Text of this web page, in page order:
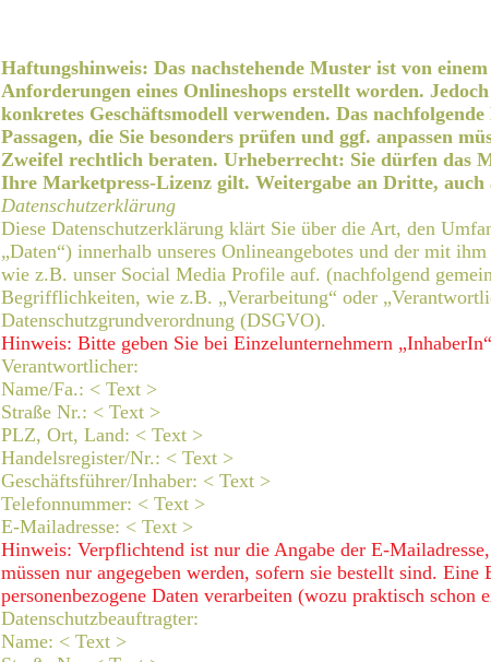
Haftungshinweis: Das nachstehende Muster ist von
Anforderungen eines Onlineshops erstellt worden.
konkretes Geschäftsmodell verwenden. Das
Passagen, die Sie besonders prüfen und ggf. anpassen
Zweifel rechtlich beraten. Urheberrecht: Sie dürfen das
Ihre Marketpress-Lizenz gilt. Weitergabe an Dritte,
Datenschutzerklärung
Diese Datenschutzerklärung klärt Sie über die Art, den
„Daten“) innerhalb unseres Onlineangebotes und der mit
wie z.B. unser Social Media Profile auf. (nachfolgend
Begrifflichkeiten, wie z.B. „Verarbeitung“ oder
Datenschutzgrundverordnung (DSGVO).
Hinweis: Bitte geben Sie bei Einzelunternehmern
Verantwortlicher:
Name/Fa.: < Text >
Straße Nr.: < Text >
PLZ, Ort, Land: < Text >
Handelsregister/Nr.: < Text >
Geschäftsführer/Inhaber: < Text >
Telefonnummer: < Text >
E-Mailadresse: < Text >
Hinweis: Verpflichtend ist nur die Angabe der E-
müssen nur angegeben werden, sofern sie bestellt sind.
personenbezogene Daten verarbeiten (wozu praktisch
Datenschutzbeauftragter:
Name: < Text >